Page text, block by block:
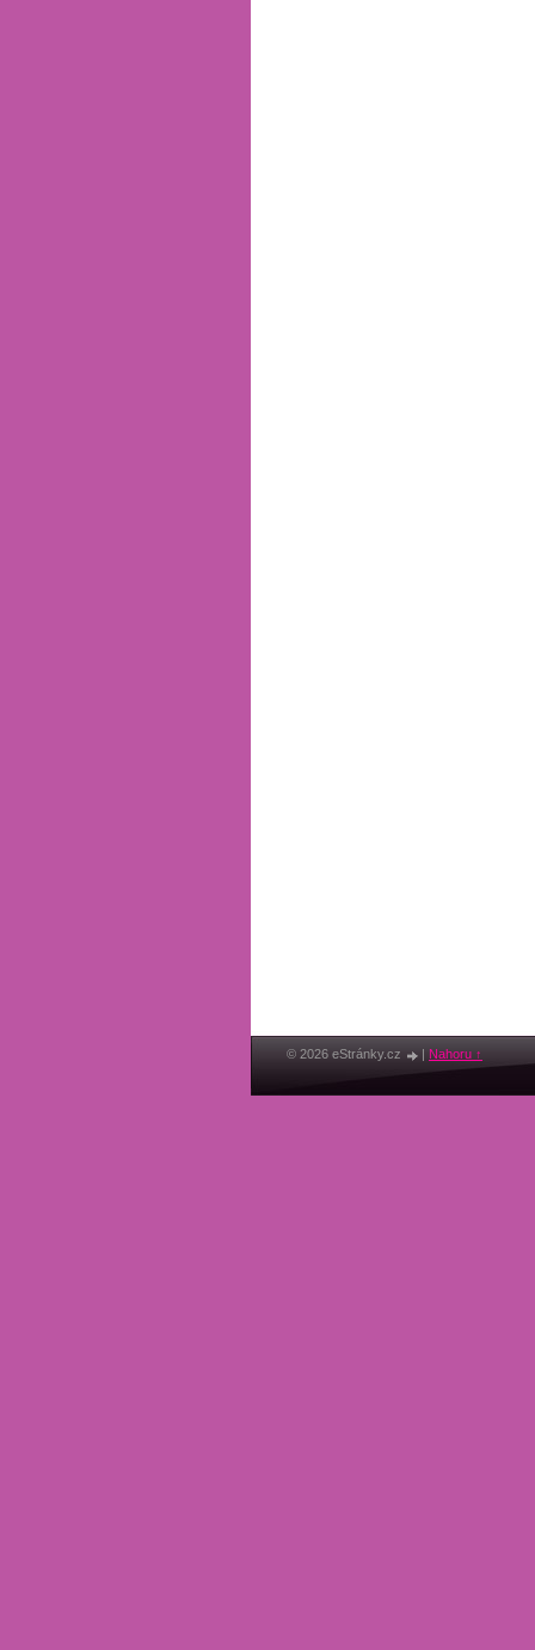
© 2026 eStránky.cz | Nahoru ↑